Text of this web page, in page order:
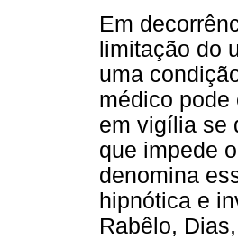
Em
limitação do
uma
médico pode
em vigília se
que impede
denomina
hipnótica e
Rabêlo,